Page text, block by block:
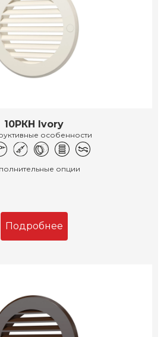
10РКН Ivory
особенности
опции
Подробнее